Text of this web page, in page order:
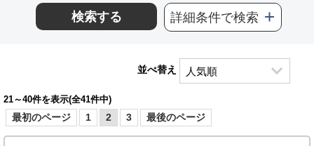
検索する 詳細条件で検索
並べ替え
21～40件を表示(全41件中)
最初のページ 1 2 3 最後のページ